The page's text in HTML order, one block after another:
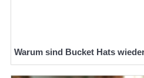
Warum sind Bucket Hats